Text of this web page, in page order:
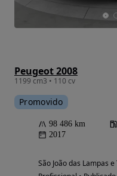
Peugeot 2008
1199 cm3 • 110 cv
Promovido
98 486 km
2017
São João das Lampas